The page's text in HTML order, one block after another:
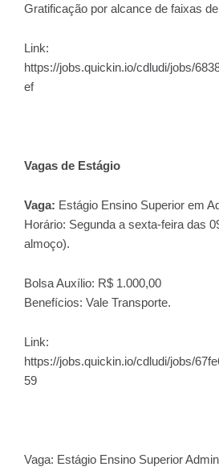
Gratificação por alcance de faixas
Link:
https://jobs.quickin.io/cdludi/jobs/
ef
Vagas de Estágio
Vaga: Estágio Ensino Superior em
Horário: Segunda a sexta-feira das
almoço).
Bolsa Auxílio: R$ 1.000,00
Benefícios: Vale Transporte.
Link:
https://jobs.quickin.io/cdludi/jobs/
59
Vaga: Estágio Ensino Superior